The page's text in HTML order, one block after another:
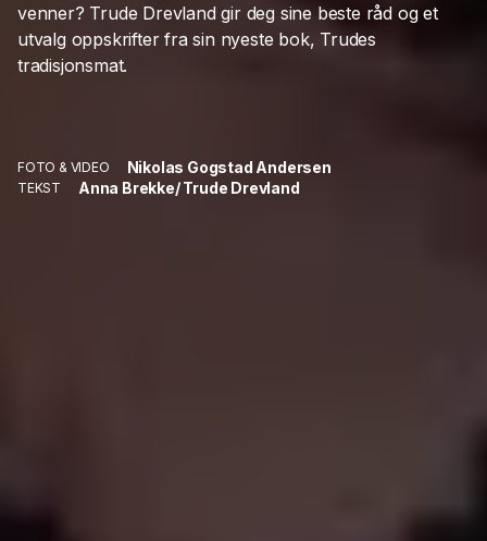
venner? Trude Drevland gir deg sine beste råd og et
utvalg oppskrifter fra sin nyeste bok, Trudes
tradisjonsmat.
FOTO & VIDEO Nikolas Gogstad Andersen
TEKST Anna Brekke/ Trude Drevland